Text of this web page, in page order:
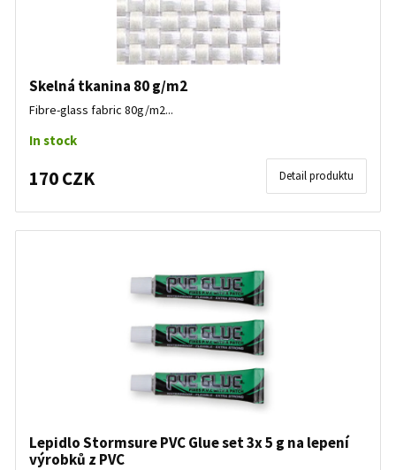
Skelná tkanina 80 g/m2
Fibre-glass fabric 80g/m2...
In stock
170 CZK Detail produktu
Lepidlo Stormsure PVC Glue set 3x 5 g na lepení
výrobků z PVC